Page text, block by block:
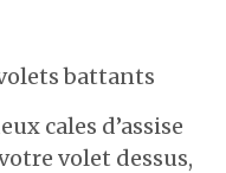
battants
cales d’assise
volet dessus,